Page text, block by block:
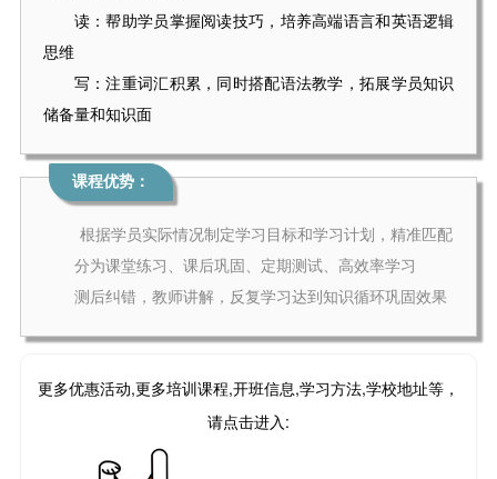
读：帮助学员掌握阅读技巧，培养高端语言和英语逻辑
思维
写：注重词汇积累，同时搭配语法教学，拓展学员知识
储备量和知识面
课程优势：
根据学员实际情况制定学习目标和学习计划，精准匹配
分为课堂练习、课后巩固、定期测试、高效率学习
测后纠错，教师讲解，反复学习达到知识循环巩固效果
更多优惠活动,更多培训课程,开班信息,学习方法,学校地址等，
请点击进入: